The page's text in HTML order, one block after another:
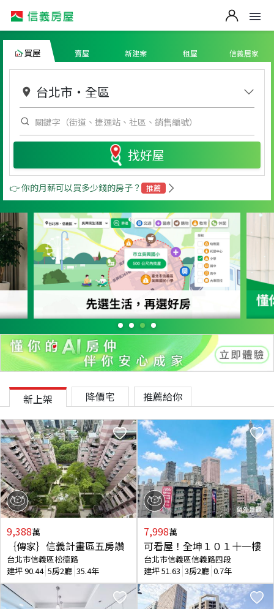
買屋 賣屋 新建案 租屋 信義居家
台北市 ・ 全區
找好屋
👉 你的月薪可以買多少錢的房子？ 推薦
新上架 降價宅 推薦給你
9,388萬
｛傳家｝信義計畫區五房讚
台北市信義區松德路
建坪90.44 5房2廳 35.4年
7,998萬
可看屋！全坤１０１十一樓
台北市信義區信義路四段
建坪51.63 3房2廳 0.7年